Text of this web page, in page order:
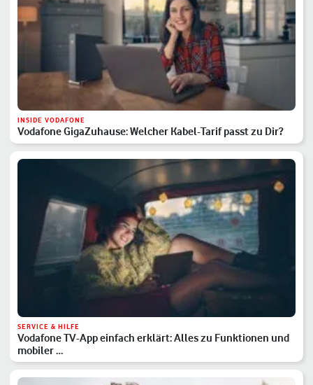
INSIDE VODAFONE
Vodafone GigaZuhause: Welcher Kabel-Tarif passt zu Dir?
SERVICE & HILFE
Vodafone TV-App einfach erklärt: Alles zu Funktionen und
mobiler …